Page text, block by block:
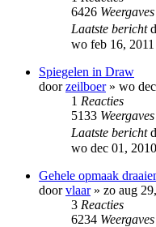
6426 Weergaves
Laatste bericht
wo feb 16,
Spiegelen in Draw
doorzeilboer» wo
1 Reacties
5133 Weergaves
Laatste bericht
wo dec 01,
Gehele opmaak
doorvlaar» zo aug
3 Reacties
6234 Weergaves